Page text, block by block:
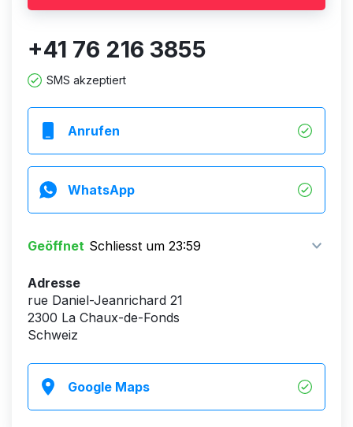
+41 76 216 3855
SMS akzeptiert
Anrufen
WhatsApp
Geöffnet Schliesst um 23:59
Adresse
rue Daniel-Jeanrichard 21
2300 La Chaux-de-Fonds
Schweiz
Google Maps